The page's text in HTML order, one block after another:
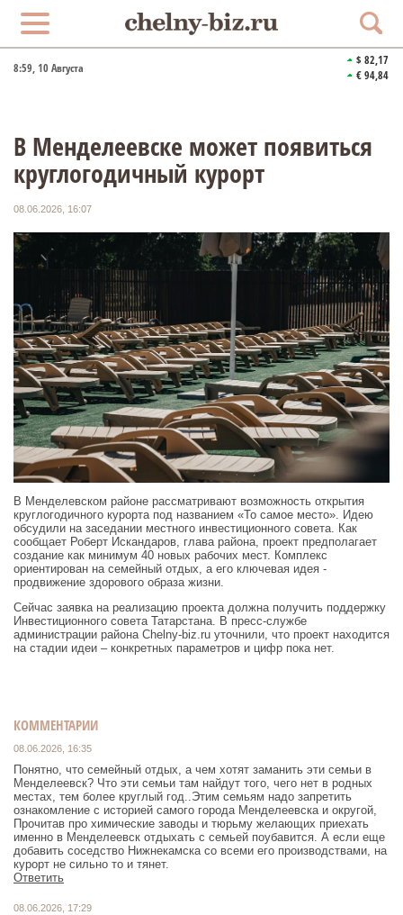
8:59, 10 Августа
$ 82,17
€ 94,84
В Менделеевске может появиться
круглогодичный курорт
08.06.2026, 16:07
В Менделевском районе рассматривают возможность открытия
круглогодичного курорта под названием «То самое место». Идею
обсудили на заседании местного инвестиционного совета. Как
сообщает Роберт Искандаров, глава района, проект предполагает
создание как минимум 40 новых рабочих мест. Комплекс
ориентирован на семейный отдых, а его ключевая идея -
продвижение здорового образа жизни.
Сейчас заявка на реализацию проекта должна получить поддержку
Инвестиционного совета Татарстана. В пресс-службе
администрации района Chelny-biz.ru уточнили, что проект находится
на стадии идеи – конкретных параметров и цифр пока нет.
КОММЕНТАРИИ
08.06.2026, 16:35
Понятно, что семейный отдых, а чем хотят заманить эти семьи в
Менделеевск? Что эти семьи там найдут того, чего нет в родных
местах, тем более круглый год..Этим семьям надо запретить
ознакомление с историей самого города Менделеевска и округой,
Прочитав про химические заводы и тюрьму желающих приехать
именно в Менделеевск отдыхать с семьей поубавится. А если еще
добавить соседство Нижнекамска со всеми его производствами, на
курорт не сильно то и тянет.
Ответить
08.06.2026, 17:29